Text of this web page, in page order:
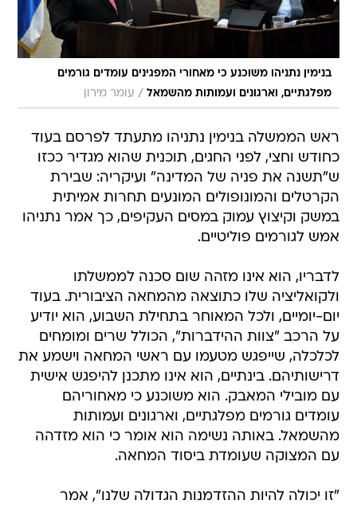
בנימין נתניהו משוכנע כי מאחורי המפגינים עומדים גורמים
מפלגתיים, וארגונים ועמותות מהשמאל / עומר מירון
ראש הממשלה בנימין נתניהו מתעתד לפרסם בעוד
כחודש וחצי, לפני החגים, תוכנית שהוא מגדיר ככזו
ש"תשנה את פניה של המדינה" ועיקריה: שבירת
הקרטלים והמונופולים המונעים תחרות אמיתית
במשק וקיצוץ עמוק במסים העקיפים, כך אמר נתניהו
אמש לגורמים פוליטיים.
לדבריו, הוא אינו מזהה שום סכנה לממשלתו
ולקואליציה שלו כתוצאה מהמחאה הציבורית. בעוד
יום-יומיים, ולכל המאוחר בתחילת השבוע, הוא יודיע
על הרכב "צוות ההידברות", הכולל שרים ומומחים
לכלכלה, שייפגש מטעמו עם ראשי המחאה וישמע את
דרישותיהם. בינתיים, הוא אינו מתכנן להיפגש אישית
עם מובילי המאבק. הוא משוכנע כי מאחוריהם
עומדים גורמים מפלגתיים, וארגונים ועמותות
מהשמאל. באותה נשימה הוא אומר כי הוא מזדהה
עם המצוקה שעומדת ביסוד המחאה.
"זו יכולה להיות ההזדמנות הגדולה שלנו", אמר